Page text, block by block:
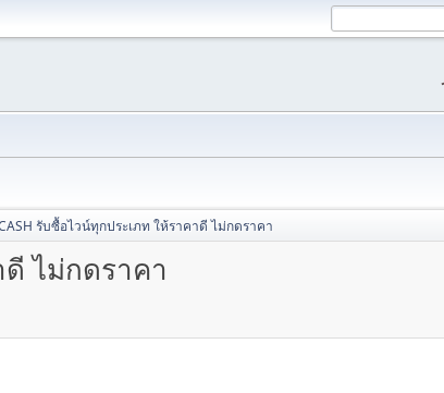
รับซื้อไวน์ทุกประเภท ให้ราคาดี ไม่กดราคา
ไม่กดราคา